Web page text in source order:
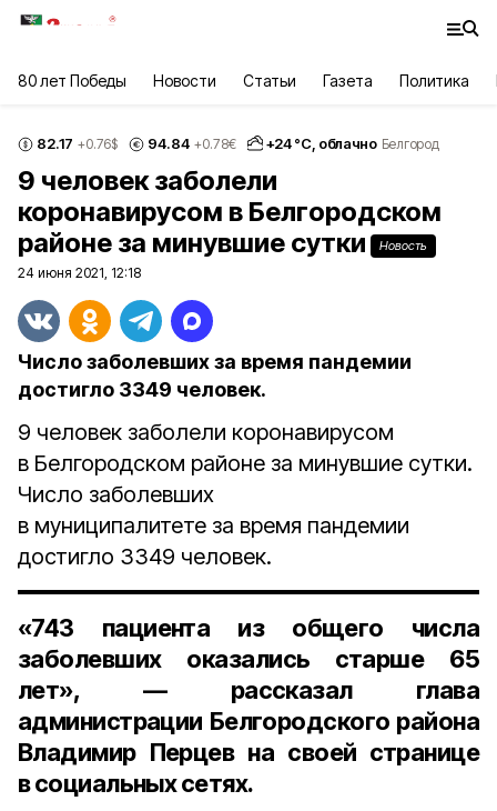
80 лет Победы Новости Статьи Газета Политика
82.17 +0.76$ 94.84 +0.78€ +24°С, облачно Белгород
9 человек заболели
коронавирусом в Белгородском
районе за минувшие сутки
Новость
24 июня 2021, 12:18
Число заболевших за время пандемии
достигло 3349 человек.
9 человек заболели коронавирусом
в Белгородском районе за минувшие сутки.
Число заболевших
в муниципалитете за время пандемии
достигло 3349 человек.
«743 пациента из общего числа
заболевших оказались старше 65
лет», — рассказал глава
администрации Белгородского района
Владимир Перцев на своей странице
в социальных сетях.